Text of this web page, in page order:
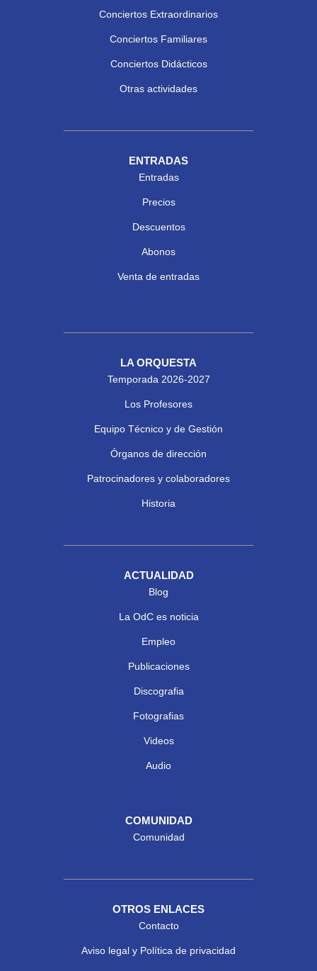
Conciertos Extraordinarios
Conciertos Familiares
Conciertos Didácticos
Otras actividades
ENTRADAS
Entradas
Precios
Descuentos
Abonos
Venta de entradas
LA ORQUESTA
Temporada 2026-2027
Los Profesores
Equipo Técnico y de Gestión
Órganos de dirección
Patrocinadores y colaboradores
Historia
ACTUALIDAD
Blog
La OdC es noticia
Empleo
Publicaciones
Discografia
Fotografias
Videos
Audio
COMUNIDAD
Comunidad
OTROS ENLACES
Contacto
Aviso legal y Política de privacidad